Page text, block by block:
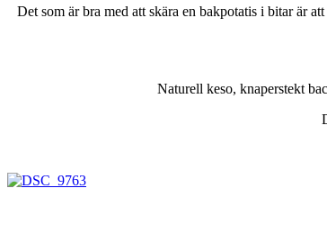
Det som är bra med att skära en bakpotatis i bitar är
Naturell keso, knaperstekt